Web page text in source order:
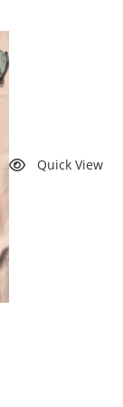
Quick View